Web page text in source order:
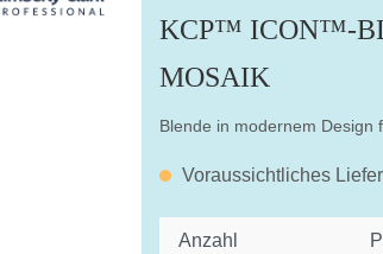
KCP™ ICON™-
MOSAIK
Blende in modernem Design
Voraussichtliches
Anzahl